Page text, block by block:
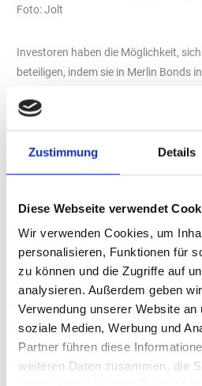
Zustimmung Details
Diese Webseite verwendet
Wir verwenden Cookies, um
personalisieren, Funktionen für
zu können und die Zugriffe auf
analysieren. Außerdem geben
Verwendung unserer Website
soziale Medien, Werbung und
Partner führen diese
weiteren Daten zusammen, die
Foto: Jolt
Investoren haben die Möglichkeit,
beteiligen, indem sie in Merlin Bonds
festen jährlichen Zinssatz von fünf
werden für den Kauf und die
ausgewählten Gemeinden
Ladegeräte können ein Elektroauto in
Finanzdienstleistungsaufsicht
von EuEco professionell verwaltet.
Start in München
Start des Projekts ist in München.
werden hundert ultraschnelle
Umgebung in den nächsten Jahren
ultraschnelle Ladegeräte werden wir